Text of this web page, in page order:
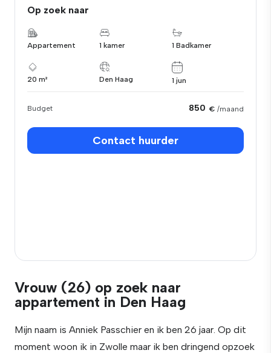
Op zoek naar
Appartement 1 kamer 1 Badkamer
20 m² Den Haag 1 jun
Budget 850 € /maand
Contact huurder
Vrouw (26) op zoek naar
appartement in Den Haag
Mijn naam is Anniek Passchier en ik ben 26 jaar. Op dit
moment woon ik in Zwolle maar ik ben dringend opzoek